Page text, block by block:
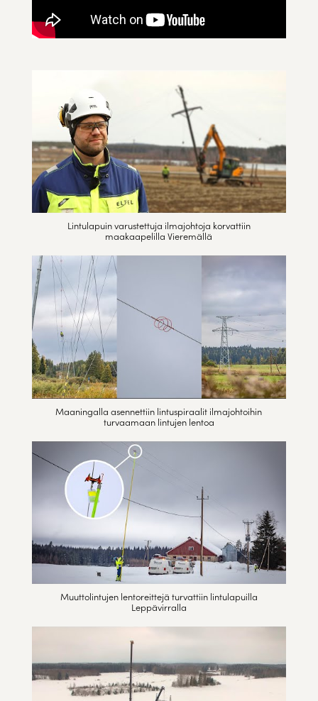
Lintulapuin varustettuja ilmajohtoja korvattiin
maakaapelilla Vieremällä
Maaningalla asennettiin lintuspiraalit ilmajohtoihin
turvaamaan lintujen lentoa
Muuttolintujen lentoreittejä turvattiin lintulapuilla
Leppävirralla